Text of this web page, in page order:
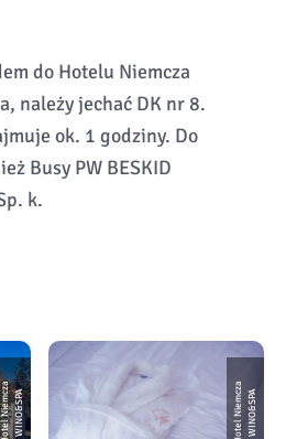
do Hotelu Niemcza
należy jechać DK nr 8.
ok. 1 godziny. Do
Busy PW BESKID
k.
H
o
t
e
l
Ni
e
m
cz
a
W
I
N
O
&
S
PA H
o
t
e
l
Ni
e
m
cz
a
W
I
N
O
&
S
PA